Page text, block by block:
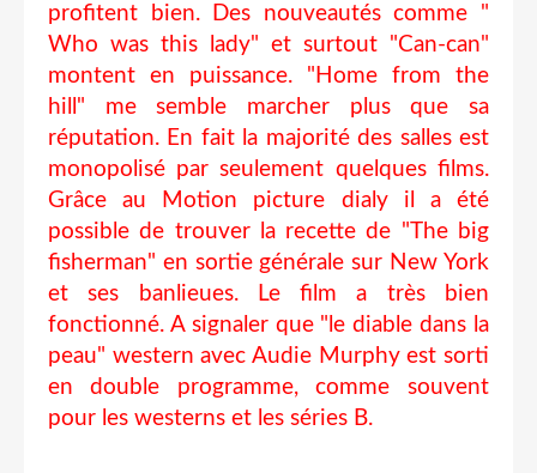
profitent bien. Des nouveautés comme "
Who was this lady" et surtout "Can-can"
montent en puissance. "Home from the
hill" me semble marcher plus que sa
réputation. En fait la majorité des salles est
monopolisé par seulement quelques films.
Grâce au Motion picture dialy il a été
possible de trouver la recette de "The big
fisherman" en sortie générale sur New York
et ses banlieues. Le film a très bien
fonctionné. A signaler que "le diable dans la
peau" western avec Audie Murphy est sorti
en double programme, comme souvent
pour les westerns et les séries B.